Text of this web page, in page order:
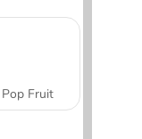
Pop Fruit